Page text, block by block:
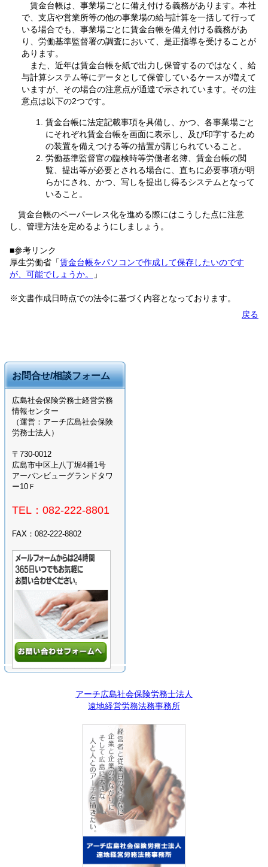
賃金台帳は、事業場ごとに備え付ける義務があります。本社
で、支店や営業所等の他の事業場の給与計算を一括して行って
いる場合でも、事業場ごとに賃金台帳を備え付ける義務があ
り、労働基準監督署の調査において、是正指導を受けることが
あります。
また、近年は賃金台帳を紙で出力し保管するのではなく、給
与計算システム等にデータとして保管しているケースが増えて
いますが、その場合の注意点が通達で示されています。その注
意点は以下の2つです。
賃金台帳に法定記載事項を具備し、かつ、各事業場ごと
にそれぞれ賃金台帳を画面に表示し、及び印字するため
の装置を備えつける等の措置が講じられていること。
労働基準監督官の臨検時等労働者名簿、賃金台帳の閲
覧、提出等が必要とされる場合に、直ちに必要事項が明
らかにされ、かつ、写しを提出し得るシステムとなって
いること。
賃金台帳のペーパーレス化を進める際にはこうした点に注意
し、管理方法を定めるようにしましょう。
■参考リンク
厚生労働省「賃金台帳をパソコンで作成して保存したいのです
が、可能でしょうか。
」
※文書作成日時点での法令に基づく内容となっております。
戻る
お問合せ/相談フォーム
広島社会保険労務士経営労務
情報センター
（運営：アーチ広島社会保険
労務士法人）
〒730-0012
広島市中区上八丁堀4番1号
アーバンビューグランドタワ
ー10Ｆ
TEL：082-222-8801
FAX：082-222-8802
アーチ広島社会保険労務士法人
遠地経営労務法務事務所